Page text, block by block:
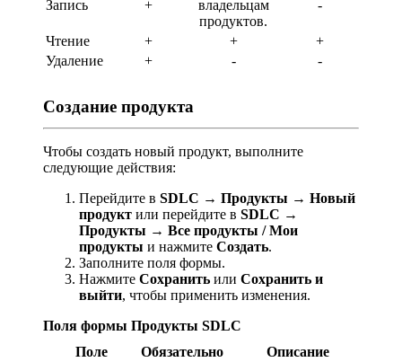
Запись +
владельцам
продуктов.
-
Чтение + +
+
Удаление
+ - -
Создание продукта
Чтобы создать новый продукт, выполните
следующие действия:
Перейдите в SDLC → Продукты → Новый
продукт или перейдите в SDLC →
Продукты → Все продукты / Мои
продукты и нажмите Создать.
Заполните поля формы.
Нажмите Сохранить или Сохранить и
выйти, чтобы применить изменения.
Поля формы Продукты SDLC
Поле
Обязательно
Описание